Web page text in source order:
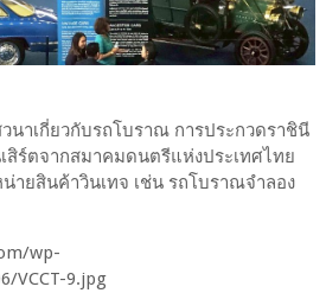
นาเกี่ยวกับรถโบราณ การประกวดราชินี
สิร์ตจากสมาคมดนตรีแห่งประเทศไทย
ายสินค้าวินเทจ เช่น รถโบราณจำลอง